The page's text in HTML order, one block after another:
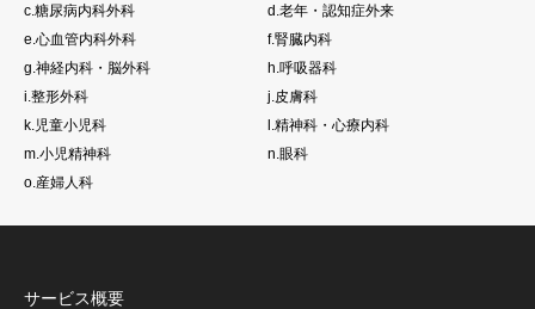
c.糖尿病内科外科
d.老年・認知症外来
e.心血管内科外科
f.腎臓内科
g.神経内科・脳外科
h.呼吸器科
i.整形外科
j.皮膚科
k.児童小児科
l.精神科・心療内科
m.小児精神科
n.眼科
o.産婦人科
サービス概要